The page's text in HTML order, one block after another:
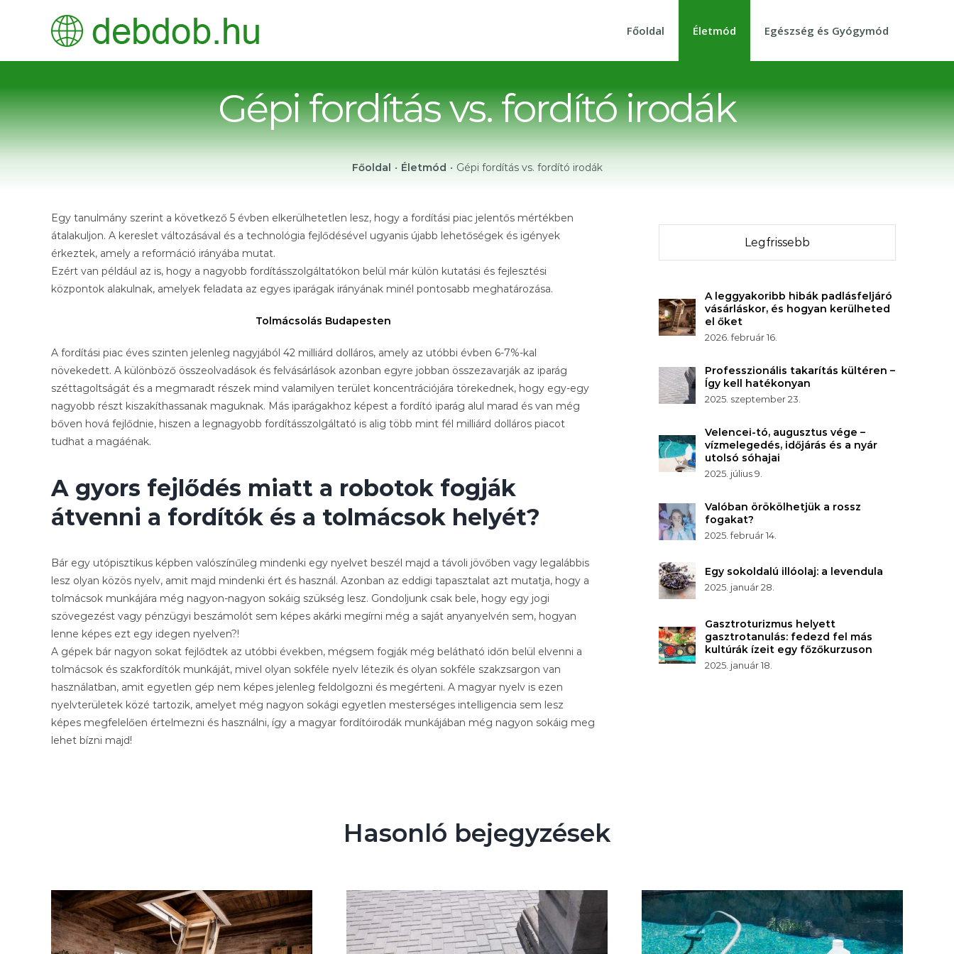
Főoldal Életmód Egészség és Gyógymód
Gépi fordítás vs. fordító irodák
Főoldal • Életmód • Gépi fordítás vs. fordító irodák
Egy tanulmány szerint a következő 5 évben elkerülhetetlen lesz, hogy a fordítási piac jelentős mértékben
átalakuljon. A kereslet változásával és a technológia fejlődésével ugyanis újabb lehetőségek és igények
érkeztek, amely a reformáció irányába mutat.
Ezért van például az is, hogy a nagyobb fordításszolgáltatókon belül már külön kutatási és fejlesztési
központok alakulnak, amelyek feladata az egyes iparágak irányának minél pontosabb meghatározása.
Tolmácsolás Budapesten
A fordítási piac éves szinten jelenleg nagyjából 42 milliárd dolláros, amely az utóbbi évben 6-7%-kal
növekedett. A különböző összeolvadások és felvásárlások azonban egyre jobban összezavarják az iparág
széttagoltságát és a megmaradt részek mind valamilyen terület koncentrációjára törekednek, hogy egy-egy
nagyobb részt kiszakíthassanak maguknak. Más iparágakhoz képest a fordító iparág alul marad és van még
bőven hová fejlődnie, hiszen a legnagyobb fordításszolgáltató is alig több mint fél milliárd dolláros piacot
tudhat a magáénak.
A gyors fejlődés miatt a robotok fogják
átvenni a fordítók és a tolmácsok helyét?
Bár egy utópisztikus képben valószínűleg mindenki egy nyelvet beszél majd a távoli jövőben vagy legalábbis
lesz olyan közös nyelv, amit majd mindenki ért és használ. Azonban az eddigi tapasztalat azt mutatja, hogy a
tolmácsok munkájára még nagyon-nagyon sokáig szükség lesz. Gondoljunk csak bele, hogy egy jogi
szövegezést vagy pénzügyi beszámolót sem képes akárki megírni még a saját anyanyelvén sem, hogyan
lenne képes ezt egy idegen nyelven?!
A gépek bár nagyon sokat fejlődtek az utóbbi években, mégsem fogják még belátható időn belül elvenni a
tolmácsok és szakfordítók munkáját, mivel olyan sokféle nyelv létezik és olyan sokféle szakzsargon van
használatban, amit egyetlen gép nem képes jelenleg feldolgozni és megérteni. A magyar nyelv is ezen
nyelvterületek közé tartozik, amelyet még nagyon sokági egyetlen mesterséges intelligencia sem lesz
képes megfelelően értelmezni és használni, így a magyar fordítóirodák munkájában még nagyon sokáig meg
lehet bízni majd!
Legfrissebb
A leggyakoribb hibák padlásfeljáró
vásárláskor, és hogyan kerülheted
el őket
2026. február 16.
Professzionális takarítás kültéren –
Így kell hatékonyan
2025. szeptember 23.
Velencei-tó, augusztus vége –
vízmelegedés, időjárás és a nyár
utolsó sóhajai
2025. július 9.
Valóban örökölhetjük a rossz
fogakat?
2025. február 14.
Egy sokoldalú illóolaj: a levendula
2025. január 28.
Gasztroturizmus helyett
gasztrotanulás: fedezd fel más
kultúrák ízeit egy főzőkurzuson
2025. január 18.
Hasonló bejegyzések